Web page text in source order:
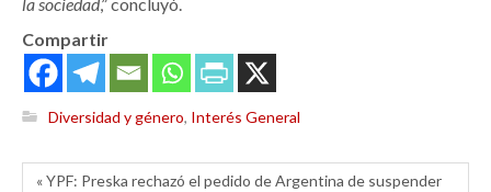
Compartir
Diversidad y género, Interés General
« YPF: Preska rechazó el pedido de Argentina de suspender